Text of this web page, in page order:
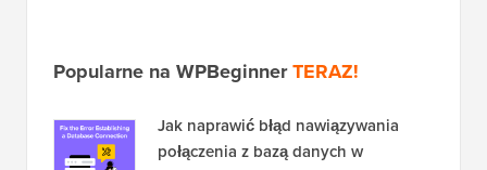
Popularne na WPBeginnerTERAZ!
Jak naprawić błąd nawiązywania
połączenia z bazą danych w